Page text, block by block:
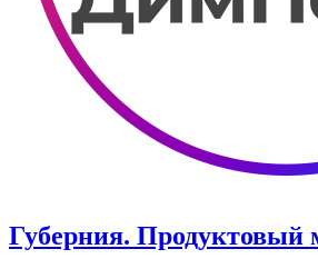
Губерния. Продуктовый